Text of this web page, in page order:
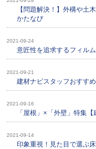
【問題解決！】外構や土
かたなび
2021-09-24
意匠性を追求するフィル
2021-09-21
建材ナビスタッフおすす
2021-09-16
「屋根」×「外壁」特集【
2021-09-14
印象重視！見た目で選ぶ